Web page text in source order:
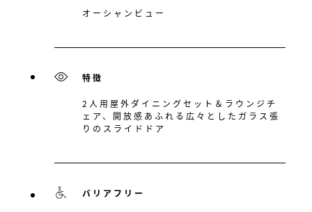
オーシャンビュー
特徴
2人用屋外ダイニングセット＆ラウンジチ
ェア、開放感あふれる広々としたガラス張
りのスライドドア
バリアフリー